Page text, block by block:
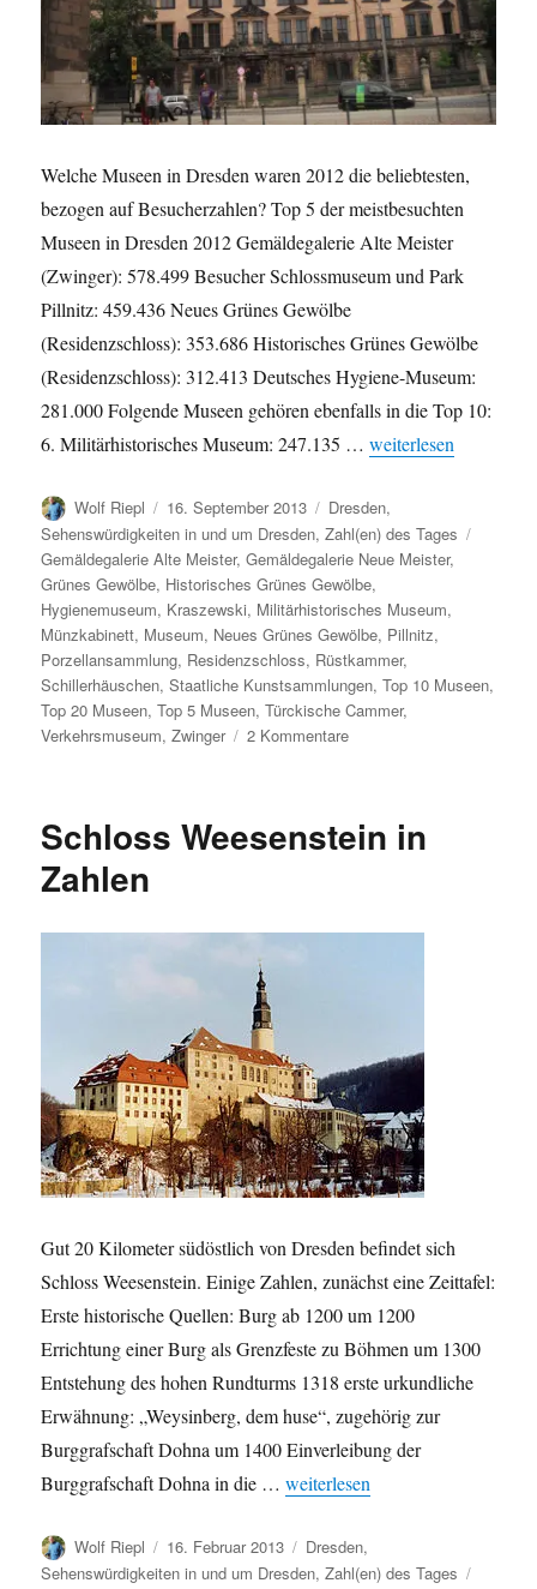
Welche Museen in Dresden waren 2012 die beliebtesten,
bezogen auf Besucherzahlen? Top 5 der meistbesuchten
Museen in Dresden 2012 Gemäldegalerie Alte Meister
(Zwinger): 578.499 Besucher Schlossmuseum und Park
Pillnitz: 459.436 Neues Grünes Gewölbe
(Residenzschloss): 353.686 Historisches Grünes Gewölbe
(Residenzschloss): 312.413 Deutsches Hygiene-Museum:
281.000 Folgende Museen gehören ebenfalls in die Top 10:
6. Militärhistorisches Museum: 247.135 …„Beliebteste Museen
weiterlesen
Autor
Wolf Riepl
Veröffentlicht
am
16. September 2013 Kategorien
Dresden,
Sehenswürdigkeiten in und um Dresden,Zahl(en) des Tages
Gemäldegalerie Alte Meister,Gemäldegalerie Neue Meister,
Grünes Gewölbe, Historisches Grünes Gewölbe,
Hygienemuseum, Kraszewski, Militärhistorisches Museum,
Münzkabinett, Museum, Neues Grünes Gewölbe, Pillnitz,
Porzellansammlung, Residenzschloss, Rüstkammer,
Schillerhäuschen,Staatliche Kunstsammlungen,Top 10 Museen,
Top 20 Museen,Top 5 Museen,Türckische Cammer,
Verkehrsmuseum,Zwinger 2 Kommentarezu
2012
Schloss Weesenstein in
Zahlen
Gut 20 Kilometer südöstlich von Dresden befindet sich
Schloss Weesenstein. Einige Zahlen, zunächst eine Zeittafel:
Erste historische Quellen: Burg ab 1200 um 1200
Errichtung einer Burg als Grenzfeste zu Böhmen um 1300
Entstehung des hohen Rundturms 1318 erste urkundliche
Erwähnung: „Weysinberg, dem huse“, zugehörig zur
Burggrafschaft Dohna um 1400 Einverleibung der
Burggrafschaft Dohna in die …„Schloss Weesenstein in Zahlen“
weiterlesen
Autor
Wolf Riepl
Veröffentlicht
am
16. Februar 2013 Kategorien
Dresden,
Sehenswürdigkeiten in und um Dresden,Zahl(en) des Tages